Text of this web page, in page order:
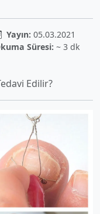
Yayın: 05.03.2021
Süresi: ~ 3 dk
Edilir?